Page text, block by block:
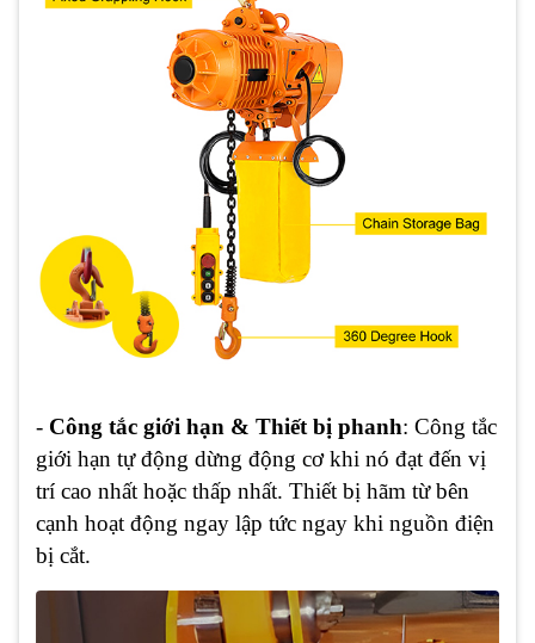
- Công tắc giới hạn & Thiết bị phanh: Công tắc
giới hạn tự động dừng động cơ khi nó đạt đến vị
trí cao nhất hoặc thấp nhất. Thiết bị hãm từ bên
cạnh hoạt động ngay lập tức ngay khi nguồn điện
bị cắt.